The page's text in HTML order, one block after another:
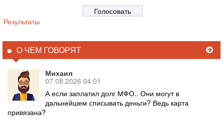
Результаты
О ЧЕМ ГОВОРЯТ
Михаил
07.08.2026 04:01
А если заплатил долг МФО.. Они могут в
дальнейшем списывать деньги? Ведь карта
привязана?